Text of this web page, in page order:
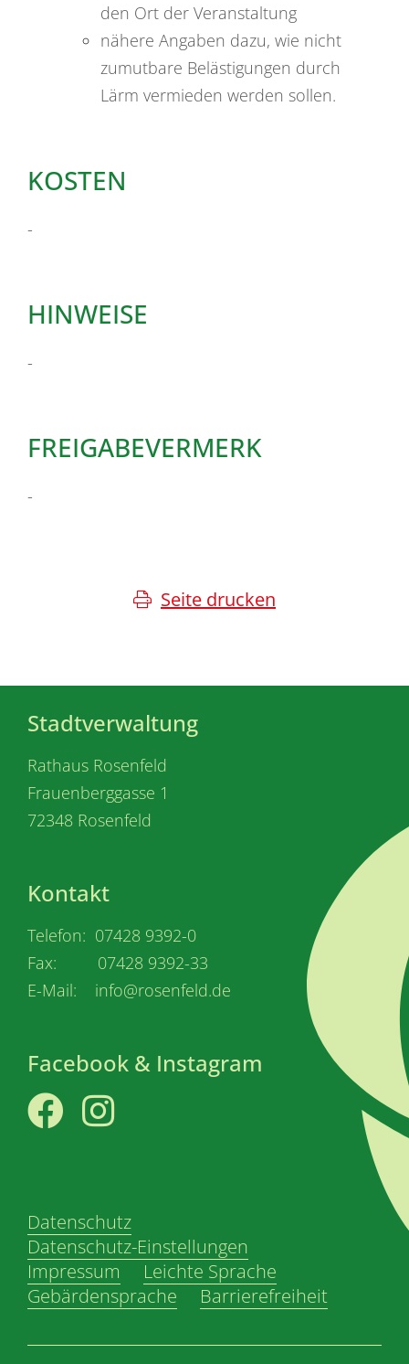
den Ort der Veranstaltung
nähere Angaben dazu, wie nicht
zumutbare Belästigungen durch
Lärm vermieden werden sollen.
KOSTEN
-
HINWEISE
-
FREIGABEVERMERK
-
Seite drucken
Stadtverwaltung
Rathaus Rosenfeld
Frauenberggasse 1
72348 Rosenfeld
Kontakt
Telefon: 07428 9392-0
Fax: 07428 9392-33
E-Mail: info@rosenfeld.de
Facebook & Instagram
Datenschutz
Datenschutz-Einstellungen
Impressum
Leichte Sprache
Gebärdensprache
Barrierefreiheit